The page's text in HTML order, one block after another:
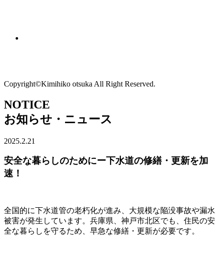
Copyright©Kimihiko otsuka All Right Reserved.
NOTICE
お知らせ・ニュース
2025.2.21
安全な暮らしのためにー下水道の修繕・更新を加
速！
全国的に下水道管の老朽化が進み、大規模な陥没事故や漏水
被害が発生しています。兵庫県、神戸市北区でも、住民の安
全な暮らしを守るため、早急な修繕・更新が必要です。